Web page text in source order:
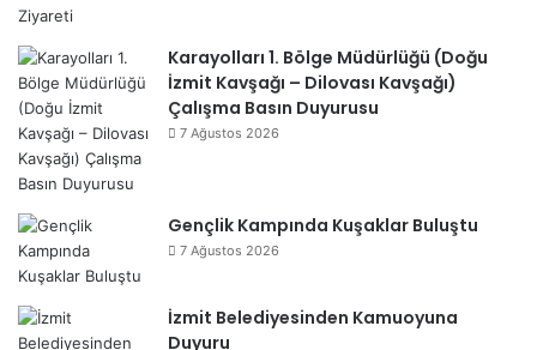
Karayolları 1. Bölge Müdürlüğü (Doğu
İzmit Kavşağı – Dilovası Kavşağı)
Çalışma Basın Duyurusu
7 Ağustos 2026
Gençlik Kampında Kuşaklar Buluştu
7 Ağustos 2026
İzmit Belediyesinden Kamuoyuna
Duyuru